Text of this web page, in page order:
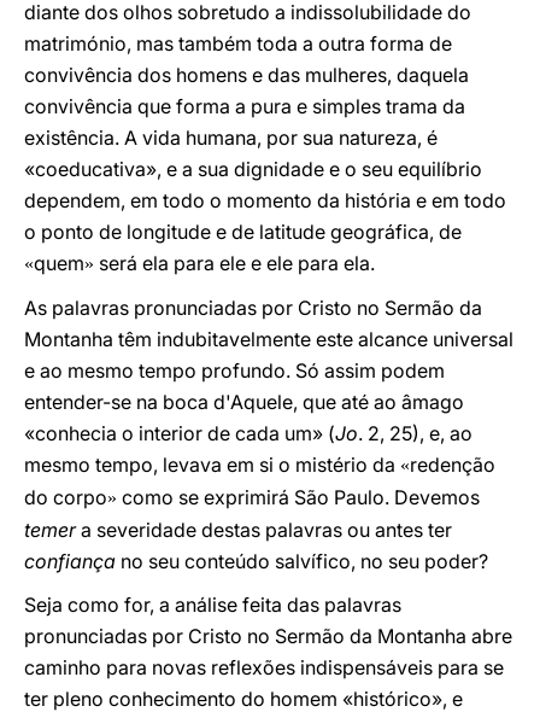
diante dos olhos sobretudo a indissolubilidade do
matrimónio, mas também toda a outra forma de
convivência dos homens e das mulheres, daquela
convivência que forma a pura e simples trama da
existência. A vida humana, por sua natureza, é
«coeducativa», e a sua dignidade e o seu equilíbrio
dependem, em todo o momento da história e em todo
o ponto de longitude e de latitude geográfica, de
«quem» será ela para ele e ele para ela.
As palavras pronunciadas por Cristo no Sermão da
Montanha têm indubitavelmente este alcance universal
e ao mesmo tempo profundo. Só assim podem
entender-se na boca d'Aquele, que até ao âmago
«conhecia o interior de cada um» (Jo. 2, 25), e, ao
mesmo tempo, levava em si o mistério da «redenção
do corpo» como se exprimirá São Paulo. Devemos
temera severidade destas palavras ou antes ter
confiança no seu conteúdo salvífico, no seu poder?
Seja como for, a análise feita das palavras
pronunciadas por Cristo no Sermão da Montanha abre
caminho para novas reflexões indispensáveis para se
ter pleno conhecimento do homem «histórico», e